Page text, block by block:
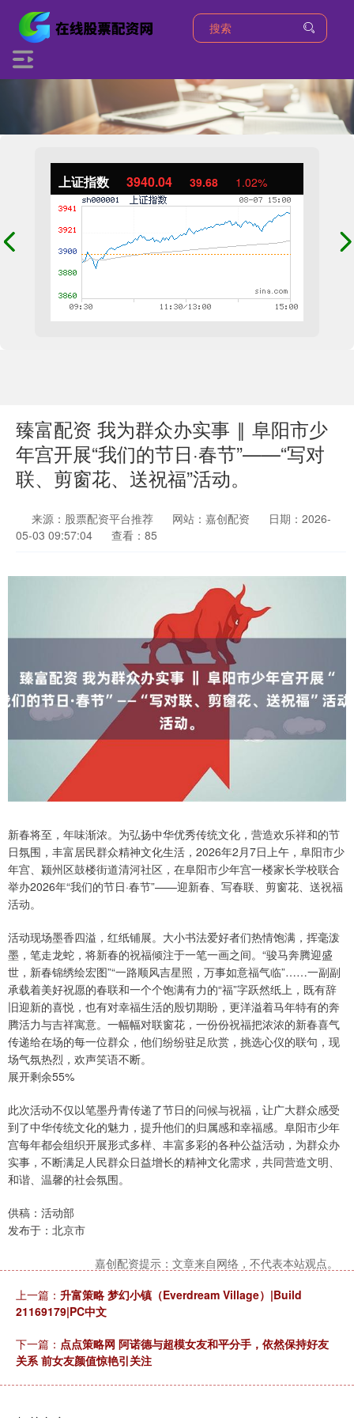
上证指数 3940.04 39.68 1.02%
臻富配资 我为群众办实事 ‖ 阜阳市少
年宫开展“我们的节日·春节”——“写对
联、剪窗花、送祝福”活动。
来源：股票配资平台推荐 网站：嘉创配资
日期：2026-
05-03 09:57:04
查看：85
新春将至，年味渐浓。为弘扬中华优秀传统文化，营造欢乐祥和的节
日氛围，丰富居民群众精神文化生活，2026年2月7日上午，阜阳市少
年宫、颍州区鼓楼街道清河社区，在阜阳市少年宫一楼家长学校联合
举办2026年“我们的节日·春节”——迎新春、写春联、剪窗花、送祝福
活动。
活动现场墨香四溢，红纸铺展。大小书法爱好者们热情饱满，挥毫泼
墨，笔走龙蛇，将新春的祝福倾注于一笔一画之间。“骏马奔腾迎盛
世，新春锦绣绘宏图”“一路顺风吉星照，万事如意福气临”……一副副
承载着美好祝愿的春联和一个个饱满有力的“福”字跃然纸上，既有辞
旧迎新的喜悦，也有对幸福生活的殷切期盼，更洋溢着马年特有的奔
腾活力与吉祥寓意。一幅幅对联窗花，一份份祝福把浓浓的新春喜气
传递给在场的每一位群众，他们纷纷驻足欣赏，挑选心仪的联句，现
场气氛热烈，欢声笑语不断。
展开剩余55%
此次活动不仅以笔墨丹青传递了节日的问候与祝福，让广大群众感受
到了中华传统文化的魅力，提升他们的归属感和幸福感。阜阳市少年
宫每年都会组织开展形式多样、丰富多彩的各种公益活动，为群众办
实事，不断满足人民群众日益增长的精神文化需求，共同营造文明、
和谐、温馨的社会氛围。
供稿：活动部
发布于：北京市
嘉创配资提示：文章来自网络，不代表本站观点。
上一篇： 升富策略 梦幻小镇（Everdream Village）|Build
21169179|PC中文
下一篇： 点点策略网 阿诺德与超模女友和平分手，依然保持好友
关系 前女友颜值惊艳引关注